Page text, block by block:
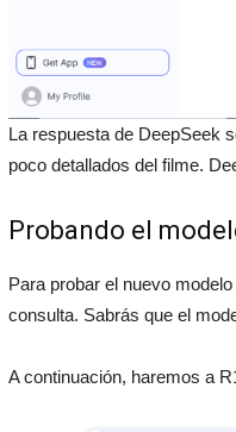
La respuesta de DeepSeek
poco detallados del filme.
Probando el
Para probar el nuevo
consulta. Sabrás que el
A continuación, haremos a